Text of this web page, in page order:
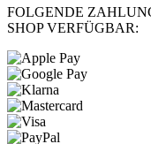
FOLGENDE
SHOP VERFÜGBAR: